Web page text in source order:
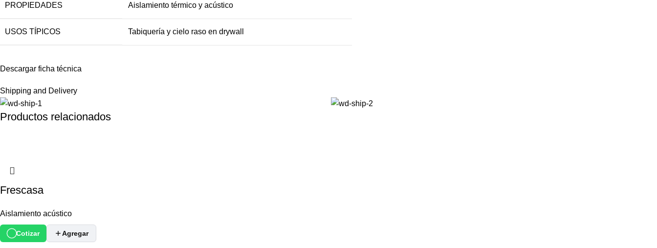
PROPIEDADES Aislamiento térmico y acústico
USOS TÍPICOS Tabiquería y cielo raso en drywall
Descargar ficha técnica
Shipping and Delivery
Productos relacionados
Frescasa
Aislamiento acústico
Cotizar Agregar